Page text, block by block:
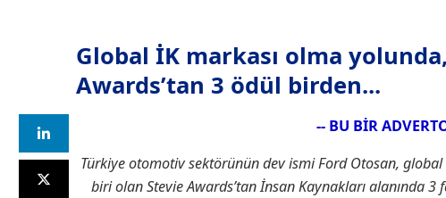
Global İK markası olma
Awards’tan 3 ödül birden...
-- BU BİR
Türkiye otomotiv sektörünün dev ismi Ford Otosan, global
biri olan Stevie Awards’tan İnsan Kaynakları alanında